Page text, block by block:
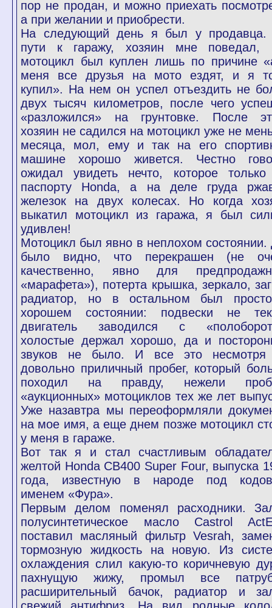
пор не продан, и можно приехать
а при желании и приобрести.
На следующий день я был у
пути к гаражу, хозяин мне поведал,
мотоцикл был куплен лишь по причине
меня все друзья на мото ездят, и я
купил». На нем он успел отъездить не
двух тысяч километров, после чего
«разложился» на грунтовке. После
хозяин не садился на мотоцикл уже не
месяца, мол, ему и так на его
машине хорошо живется. Честно
ожидал увидеть нечто, которое
паспорту Honda, а на деле груда
железок на двух колесах. Но когда
выкатил мотоцикл из гаража, я был
удивлен!
Мотоцикл был явно в неплохом состоянии.
было видно, что перекрашен (не
качественно, явно для
«марафета»), потерта крышка, зеркало,
радиатор, но в остальном был
хорошем состоянии: подвески не
двигатель заводился с
холостые держал хорошо, да и
звуков не было. И все это несмотря
довольно приличный пробег, который
походил на правду, нежели
«аукционных» мотоциклов тех же лет
Уже назавтра мы переоформляли
на мое имя, а еще днем позже мотоцикл
у меня в гараже.
Вот так я и стал счастливым
желтой Honda CB400 Super Four, выпуска
года, известную в народе под
именем «Фура».
Первым делом поменял расходники.
полусинтетическое масло Castrol
поставил масляный фильтр Vesrah,
тормозную жидкость на новую. Из
охлаждения слил какую-то коричневую
пахнущую жижу, промыл все
расширительный бачок, радиатор и